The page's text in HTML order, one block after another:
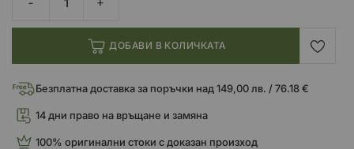
ДОБАВИ В КОЛИЧКАТА
Безплатна доставка за поръчки над 149,00 лв. / 76.18 €
14 дни право на връщане и замяна
100% оригинални стоки с доказан произход